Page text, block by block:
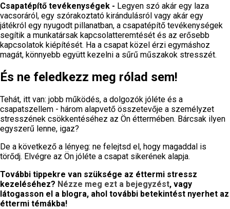
Csapatépítő tevékenységek - Legyen szó akár egy laza
vacsoráról, egy szórakoztató kirándulásról vagy akár egy
játékról egy nyugodt pillanatban, a csapatépítő tevékenységek
segítik a munkatársak kapcsolatteremtését és az erősebb
kapcsolatok kiépítését. Ha a csapat közel érzi egymáshoz
magát, könnyebb együtt kezelni a sűrű műszakok stresszét.
És ne feledkezz meg rólad sem!
Tehát, itt van: jobb működés, a dolgozók jóléte és a
csapatszellem - három alapvető összetevője a személyzet
stresszének csökkentéséhez az Ön éttermében. Bárcsak ilyen
egyszerű lenne, igaz?
De a következő a lényeg: ne felejtsd el, hogy magaddal is
törődj. Elvégre az Ön jóléte a csapat sikerének alapja.
További tippekre van szüksége az éttermi stressz
kezeléséhez? Nézze meg ezt a bejegyzést, vagy
látogasson el a blogra, ahol további betekintést nyerhet az
éttermi témákba!